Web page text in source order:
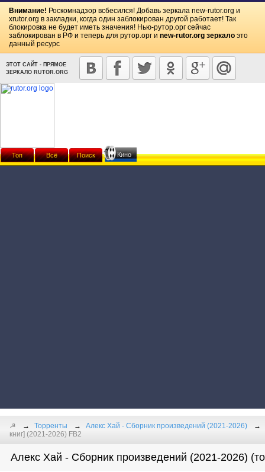
Внимание! Роскомнадзор всбесился! Добавь зеркала new-rutor.org и
xrutor.org в закладки, когда один заблокирован другой работает! Так
блокировка не будет иметь значения! Нью-рутор.орг сейчас
заблокирован в РФ и теперь для рутор.орг и new-rutor.org зеркало это
данный ресурс
ЭТОТ САЙТ - ПРЯМОЕ
ЗЕРКАЛО RUTOR.ORG
☭ Торренты
Алекс Хай - Сборник произведений (2021-2026)
книг] (2021-2026) FB2
Алекс Хай - Сборник произведений (2021-2026)